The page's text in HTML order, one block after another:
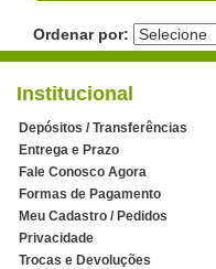
Ordenar por:
Institucional
Depósitos / Transferências
Entrega e Prazo
Fale Conosco Agora
Formas de Pagamento
Meu Cadastro / Pedidos
Privacidade
Trocas e Devoluções